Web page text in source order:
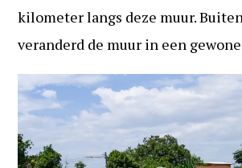
kilometer langs deze muur.
veranderd de muur in een